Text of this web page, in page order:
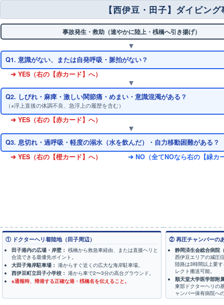
【西伊豆・田子】ダイビン
事故発生・救助（速やかに陸上・桟橋へ引き揚げ）
▼
Q1. 意識がない、または自発呼吸・脈拍がない？
➔ YES（右の【赤カード】へ）
▼
Q2. しびれ・麻痺・激しい関節痛・めまい・意識混濁がある？
（※浮上直後の体調不良、急浮上の履歴を含む）
➔ YES（右の【赤カード】へ）
▼
Q3. 息切れ・過呼吸・軽度の溺水（水を飲んだ）・自力移動困難がある？
➔ YES（右の【橙カード】へ）
➔ NO（全てNOなら右の【緑カ
① ドクターヘリ着陸地（田子周辺）
田子港内の広場・岸壁： 桟橋から救急車経由、または直接ヘリと
合流できる最優先ポイント。
大田子海岸駐車場： 港からすぐ近くの広大な海岸駐車場。
西伊豆町立田子小学校： 港から車で2〜3分の高台グラウンド。
※通報時、帰港する正確な港・桟橋名を伝えること。
② 再圧チャンバーの
静岡済生会総合病院
西伊豆エリアの減圧
陸路は3時間以上要
レクト搬送可能。
順天堂大学医学部附
東部ドクターヘリの
ャンバー保有病院へ